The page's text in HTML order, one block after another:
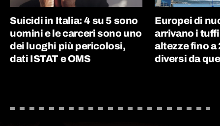
Suicidi in Italia: 4 su 5 sono
uomini e le carceri sono uno
dei luoghi più pericolosi,
dati ISTAT e OMS
Europei di
arrivano i
altezze fino a
diversi da